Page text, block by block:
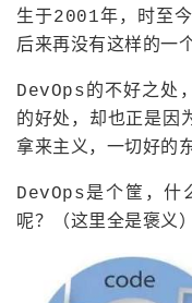
生于2001年，时至
后来再没有这样的一
DevOps的不好之处
的好处，却也正是因
拿来主义，一切好的
DevOps是个筐，什
呢？（这里全是褒义）